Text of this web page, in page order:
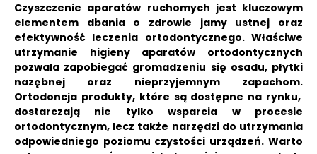
Czyszczenie aparatów ruchomych jest kluczowym
elementem dbania o zdrowie jamy ustnej oraz
efektywność leczenia ortodontycznego.Właściwe
utrzymanie higieny aparatów ortodontycznych
pozwala zapobiegać gromadzeniu się osadu, płytki
nazębnej oraz nieprzyjemnym zapachom.
Ortodoncja produkty, które są dostępne na rynku,
dostarczają nie tylko wsparcia w procesie
ortodontycznym, lecz także narzędzi do utrzymania
odpowiedniego poziomu czystości urządzeń. Warto